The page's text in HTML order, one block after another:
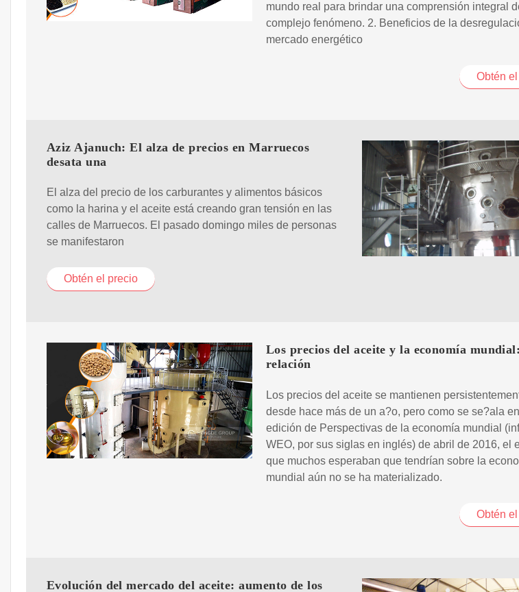
mundo real para brindar una comprensión integral
complejo fenómeno. 2. Beneficios de la
mercado energético
Obtén
Aziz Ajanuch: El alza de precios en Marruecos
desata una
El alza del precio de los carburantes y alimentos básicos
como la harina y el aceite está creando gran tensión en las
calles de Marruecos. El pasado domingo miles de personas
se manifestaron
Obtén el precio
Los precios del aceite y la economía
relación
Los precios del aceite se mantienen
desde hace más de un a?o, pero como se se?ala
edición de Perspectivas de la economía mundial
WEO, por sus siglas en inglés) de abril de 2016, el
que muchos esperaban que tendrían sobre la
mundial aún no se ha materializado.
Obtén
Evolución del mercado del aceite: aumento de los